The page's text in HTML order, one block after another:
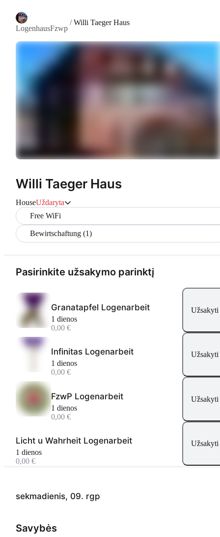
LogenhausFzwp
/Willi Taeger Haus
Willi Taeger Haus
HouseUždaryta
Free WiFi
Bewirtschaftung (1)
sekmadienis, 09. rgp
Savybės
Pasirinkite užsakymo parinktį
Granatapfel Logenarbeit
1 dienos
0,00 €
Užsakyti
Infinitas Logenarbeit
1 dienos
0,00 €
Užsakyti
FzwP Logenarbeit
1 dienos
0,00 €
Užsakyti
Licht u Wahrheit Logenarbeit
1 dienos
0,00 €
Užsakyti